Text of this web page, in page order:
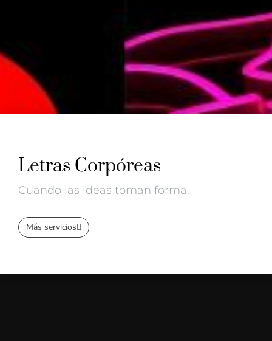
Letras Corpóreas
Cuando las ideas toman forma.
Más servicios